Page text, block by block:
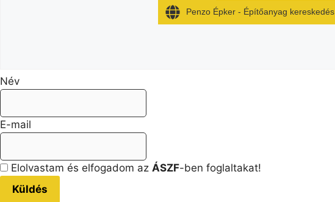
Név
E-mail
Elolvastam és elfogadom az ÁSZF-ben foglaltakat!
Küldés
Penzo Épker - Építőanyag kereskedés